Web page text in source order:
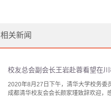
相关新闻
校友总会副会长王岩赴蓉看望在川
2020年8月27日下午，清华大学校务委
成都清华校友会会长颜家瑾致辞欢迎，